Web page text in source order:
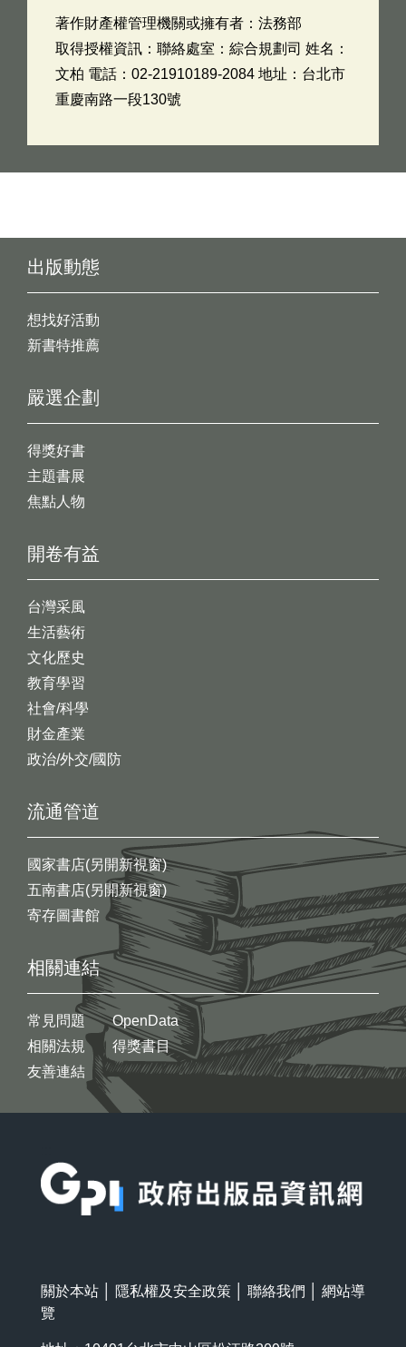
著作財產權管理機關或擁有者：法務部
取得授權資訊：聯絡處室：綜合規劃司 姓名：
文柏 電話：02-21910189-2084 地址：台北市
重慶南路一段130號
出版動態
想找好活動
新書特推薦
開卷有益
台灣采風
生活藝術
文化歷史
教育學習
社會/科學
財金產業
政治/外交/國防
嚴選企劃
得獎好書
主題書展
焦點人物
流通管道
國家書店(另開新視窗)
五南書店(另開新視窗)
寄存圖書館
相關連結
常見問題
相關法規
友善連結
OpenData
得獎書目
關於本站 隱私權及安全政策 聯絡我們
網站導
覽